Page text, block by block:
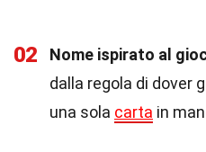
02 Nome ispirato al
dalla regola di dover
una sola carta in